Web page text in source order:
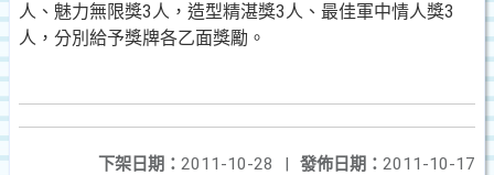
人、魅力無限獎3人，造型精湛獎3人、最佳軍中情人獎3
人，分別給予獎牌各乙面獎勵。
發佈日期： 2011-10-17
下架日期： 2011-10-28
|